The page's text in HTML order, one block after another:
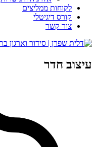
לקוחות ממליצים
קורס דיגיטלי
צור קשר
עיצוב חדר